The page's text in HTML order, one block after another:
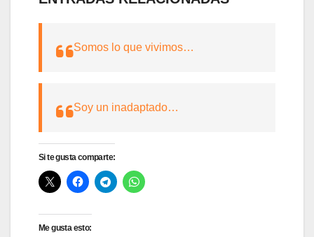
Somos lo que vivimos…
Soy un inadaptado…
Si te gusta comparte:
Me gusta esto: